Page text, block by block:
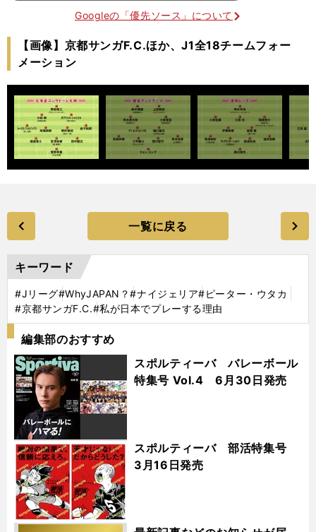
Googleの「優先ソース」について
【画像】京都サンガF.C.ほか、J1全18チームフォー
メーション
一覧に戻る
キーワード
#Jリーグ#WhyJAPAN？#ナイジェリア#ピーター・ウタカ
#京都サンガF.C.#私が日本でプレーする理由
編集部のおすすめ
スポルティーバ バレーボール
特集号 Vol.4 6月30日発売
スポルティーバ 部活特集号
3月16日発売